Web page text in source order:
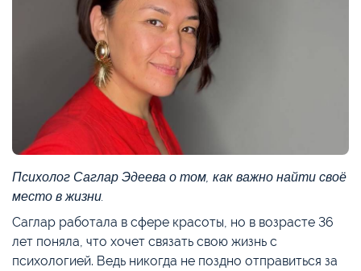
Психолог Саглар Эдеева о том, как важно найти своё
место в жизни.
Саглар работала в сфере красоты, но в возрасте 36
лет поняла, что хочет связать свою жизнь с
психологией. Ведь никогда не поздно отправиться за